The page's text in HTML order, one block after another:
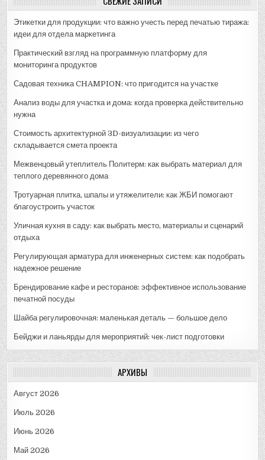
Этикетки для продукции: что важно учесть перед печатью тиража:
идеи для отдела маркетинга
Практический взгляд на программную платформу для
мониторинга продуктов
Садовая техника CHAMPION: что пригодится на участке
Анализ воды для участка и дома: когда проверка действительно
нужна
Стоимость архитектурной 3D-визуализации: из чего
складывается смета проекта
Межвенцовый утеплитель Политерм: как выбрать материал для
теплого деревянного дома
Тротуарная плитка, шпалы и утяжелители: как ЖБИ помогают
благоустроить участок
Уличная кухня в саду: как выбрать место, материалы и сценарий
отдыха
Регулирующая арматура для инженерных систем: как подобрать
надежное решение
Брендирование кафе и ресторанов: эффективное использование
печатной посуды
Шайба регулировочная: маленькая деталь — большое дело
Бейджи и ланьярды для мероприятий: чек-лист подготовки
АРХИВЫ
Август 2026
Июль 2026
Июнь 2026
Май 2026